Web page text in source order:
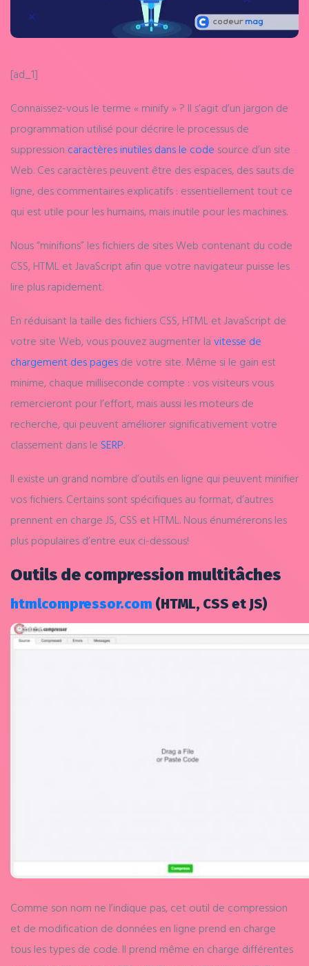
[ad_1]
Connaissez-vous le terme « minify » ? Il s’agit d’un jargon de
programmation utilisé pour décrire le processus de
suppression caractères inutiles dans le code source d’un site
Web. Ces caractères peuvent être des espaces, des sauts de
ligne, des commentaires explicatifs : essentiellement tout ce
qui est utile pour les humains, mais inutile pour les machines.
Nous “minifions” les fichiers de sites Web contenant du code
CSS, HTML et JavaScript afin que votre navigateur puisse les
lire plus rapidement.
En réduisant la taille des fichiers CSS, HTML et JavaScript de
votre site Web, vous pouvez augmenter la vitesse de
chargement des pages de votre site. Même si le gain est
minime, chaque milliseconde compte : vos visiteurs vous
remercieront pour l’effort, mais aussi les moteurs de
recherche, qui peuvent améliorer significativement votre
classement dans le SERP.
Il existe un grand nombre d’outils en ligne qui peuvent minifier
vos fichiers. Certains sont spécifiques au format, d’autres
prennent en charge JS, CSS et HTML. Nous énumérerons les
plus populaires d’entre eux ci-dessous!
Outils de compression multitâches
htmlcompressor.com (HTML, CSS et JS)
Comme son nom ne l’indique pas, cet outil de compression
et de modification de données en ligne prend en charge
tous les types de code. Il prend même en charge différentes